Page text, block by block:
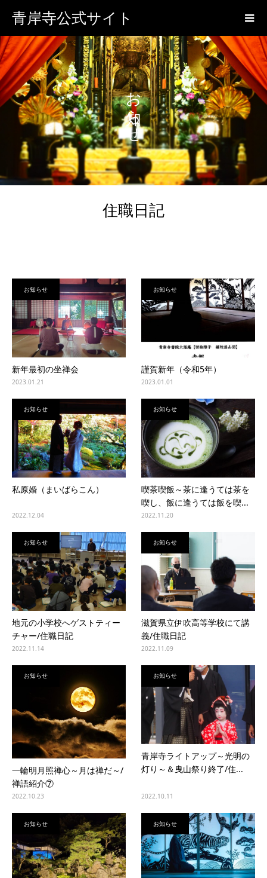
青岸寺公式サイト
お知らせ
住職日記
お知らせ
新年最初の坐禅会
2023.01.21
お知らせ
謹賀新年（令和5年）
2023.01.01
お知らせ
私原婚（まいばらこん）
2022.12.04
お知らせ
喫茶喫飯～茶に逢うては茶を
喫し、飯に逢うては飯を喫...
2022.11.20
お知らせ
地元の小学校へゲストティー
チャー/住職日記
2022.11.14
お知らせ
滋賀県立伊吹高等学校にて講
義/住職日記
2022.11.09
お知らせ
一輪明月照禅心～月は禅だ～/
禅語紹介⑦
2022.10.23
お知らせ
青岸寺ライトアップ～光明の
灯り～＆曳山祭り終了/住...
2022.10.11
お知らせ お知らせ